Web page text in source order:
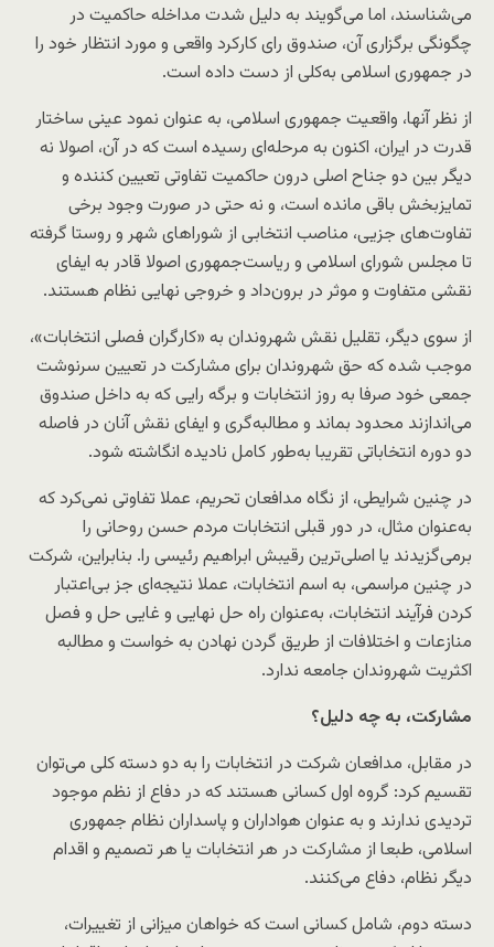
می‌شناسند، اما می‌گویند به دلیل شدت مداخله حاکمیت در
چگونگی برگزاری آن، صندوق رای کارکرد واقعی و مورد انتظار خود را
در جمهوری اسلامی به‌کلی از دست داده است.
از نظر آنها، واقعیت جمهوری اسلامی، به عنوان نمود عینی ساختار
قدرت در ایران، اکنون به مرحله‌ای رسیده است که در آن، اصولا نه
دیگر بین دو جناح اصلی درون حاکمیت تفاوتی تعیین کننده و
تمایزبخش باقی مانده است، و نه حتی در صورت وجود برخی
تفاوت‌های جزیی، مناصب انتخابی از شوراهای شهر و روستا گرفته
تا مجلس شورای اسلامی و ریاست‌جمهوری اصولا قادر به ایفای
نقشی متفاوت و موثر در برون‌داد و خروجی نهایی نظام هستند.
از سوی دیگر، تقلیل نقش شهروندان به «کارگران فصلی انتخابات»،
موجب شده که حق شهروندان برای مشارکت در تعیین سرنوشت
جمعی خود صرفا به روز انتخابات و برگه رایی که به داخل صندوق
می‌اندازند محدود بماند و مطالبه‌گری و ایفای نقش آنان در فاصله
دو دوره انتخاباتی تقریبا به‌طور کامل نادیده انگاشته شود.
در چنین شرایطی، از نگاه مدافعان تحریم، عملا تفاوتی نمی‌کرد که
به‌عنوان مثال، در دور قبلی انتخابات مردم حسن روحانی را
برمی‌گزیدند یا اصلی‌ترین رقیبش ابراهیم رئیسی را. بنابراین، شرکت
در چنین مراسمی، به اسم انتخابات، عملا نتیجه‌ای جز بی‌اعتبار
کردن فرآیند انتخابات، به‌عنوان راه حل نهایی و غایی حل و فصل
منازعات و اختلافات از طریق گردن نهادن به خواست و مطالبه
اکثریت شهروندان جامعه ندارد.
مشارکت، به چه دلیل؟
در مقابل، مدافعان شرکت در انتخابات را به دو دسته کلی می‌توان
تقسیم کرد: گروه اول کسانی هستند که در دفاع از نظم موجود
تردیدی ندارند و به عنوان هواداران و پاسداران نظام جمهوری
اسلامی، طبعا از مشارکت در هر انتخابات یا هر تصمیم و اقدام
دیگر نظام، دفاع می‌کنند.
دسته دوم، شامل کسانی است که خواهان میزانی از تغییرات،